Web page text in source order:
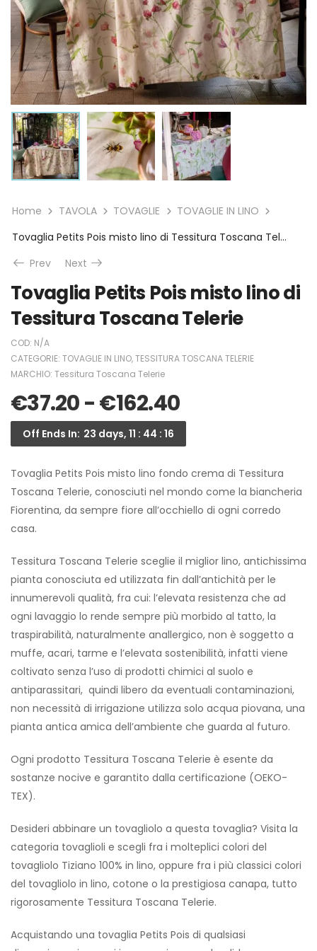
Home TAVOLA TOVAGLIE
TOVAGLIE IN LINO
Tovaglia Petits Pois misto lino di Tessitura Toscana Telerie
Prev
Next
Tovaglia Petits Pois misto lino di
Tessitura Toscana Telerie
COD: N/A
CATEGORIE: TOVAGLIE IN LINO,TESSITURA TOSCANA TELERIE
MARCHIO: Tessitura Toscana Telerie
€37.20-€162.40
Off Ends In: 23 days, 11 : 44 : 16
Tovaglia Petits Pois misto lino fondo crema di Tessitura
Toscana Telerie, conosciuti nel mondo come la biancheria
Fiorentina, da sempre fiore all’occhiello di ogni corredo
casa.
Tessitura Toscana Telerie sceglie il miglior lino, antichissima
pianta conosciuta ed utilizzata fin dall’antichità per le
innumerevoli qualità, fra cui: l’elevata resistenza che ad
ogni lavaggio lo rende sempre più morbido al tatto, la
traspirabilità, naturalmente anallergico, non è soggetto a
muffe, acari, tarme e l’elevata sostenibilità, infatti viene
coltivato senza l’uso di prodotti chimici al suolo e
antiparassitari, quindi libero da eventuali contaminazioni,
non necessità di irrigazione utilizza solo acqua piovana, una
pianta antica amica dell’ambiente che guarda al futuro.
Ogni prodotto Tessitura Toscana Telerie è esente da
sostanze nocive e garantito dalla certificazione (OEKO-
TEX).
Desideri abbinare un tovagliolo a questa tovaglia? Visita la
categoria tovaglioli e scegli fra i molteplici colori del
tovagliolo Tiziano 100% in lino, oppure fra i più classici colori
del tovagliolo in lino, cotone o la prestigiosa canapa, tutto
rigorosamente Tessitura Toscana Telerie.
Acquistando una tovaglia Petits Pois di qualsiasi